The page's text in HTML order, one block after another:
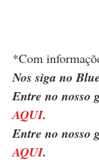
*Com
Nos siga no
Entre no nosso
AQUI.
Entre no nosso
AQUI.